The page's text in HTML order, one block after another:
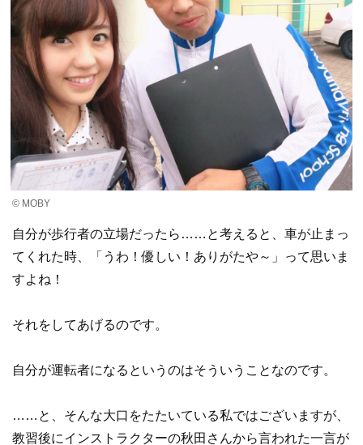
© MOBY
自分が歩行者の立場だったら……と考えると、車が止まっ
てくれた時、「うわ！優しい！ありがたや～」って思いま
すよね！
それをしてあげるのです。
自分が運転者になるというのはそういうことなのです。
……と、そんな大口をたたいている私ではございますが、
教習後にインストラクターの秋田さんから言われた一言が